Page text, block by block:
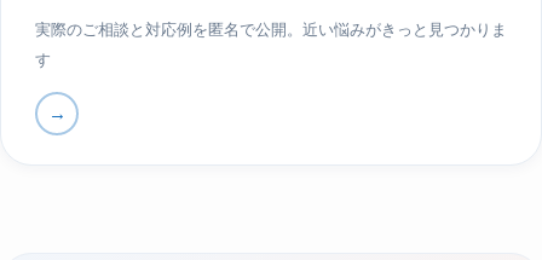
実際のご相談と対応例を匿名で公開。近い悩みがきっと見つかりま
す
→